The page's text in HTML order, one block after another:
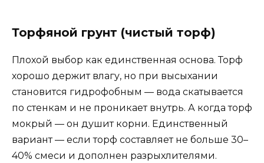
Торфяной грунт (чистый торф)
Плохой выбор как единственная основа. Торф
хорошо держит влагу, но при высыхании
становится гидрофобным — вода скатывается
по стенкам и не проникает внутрь. А когда торф
мокрый — он душит корни. Единственный
вариант — если торф составляет не больше 30–
40% смеси и дополнен разрыхлителями.